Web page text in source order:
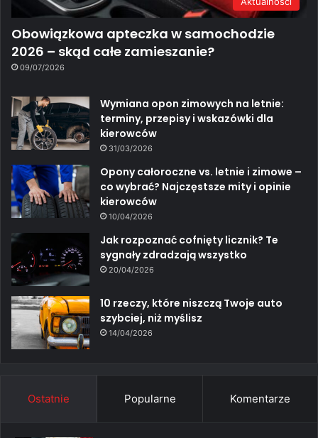
Obowiązkowa apteczka w samochodzie
2026 – skąd całe zamieszanie?
09/07/2026
Wymiana opon zimowych na letnie:
terminy, przepisy i wskazówki dla
kierowców
31/03/2026
Opony całoroczne vs. letnie i zimowe –
co wybrać? Najczęstsze mity i opinie
kierowców
10/04/2026
Jak rozpoznać cofnięty licznik? Te
sygnały zdradzają wszystko
20/04/2026
10 rzeczy, które niszczą Twoje auto
szybciej, niż myślisz
14/04/2026
Ostatnie Popularne Komentarze